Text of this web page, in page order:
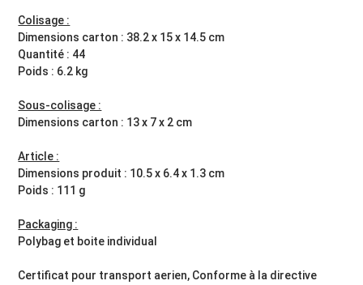
Colisage :
Dimensions carton : 38.2 x 15 x 14.5 cm
Quantité : 44
Poids : 6.2 kg
Sous-colisage :
Dimensions carton : 13 x 7 x 2 cm
Article :
Dimensions produit : 10.5 x 6.4 x 1.3 cm
Poids : 111 g
Packaging :
Polybag et boite individual
Certificat pour transport aerien, Conforme à la directive